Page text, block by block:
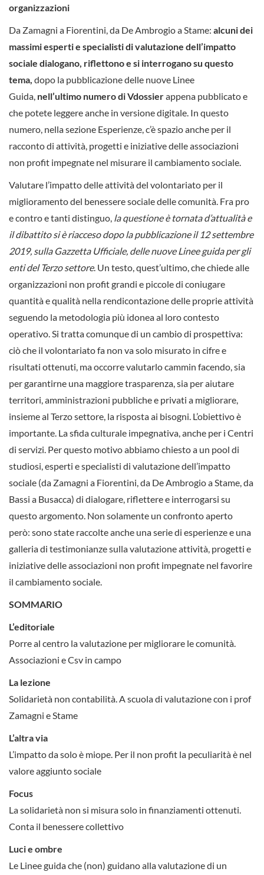
organizzazioni
Da Zamagni a Fiorentini, da De Ambrogio a Stame: alcuni dei
massimi esperti e specialisti di valutazione dell’impatto
sociale dialogano, riflettono e si interrogano su questo
tema, dopo la pubblicazione delle nuove Linee
Guida, nell’ultimo numero di Vdossierappena pubblicato e
che potete leggere anche in versione digitale. In questo
numero, nella sezione Esperienze, c’è spazio anche per il
racconto di attività, progetti e iniziative delle associazioni
non profit impegnate nel misurare il cambiamento sociale.
Valutare l’impatto delle attività del volontariato per il
miglioramento del benessere sociale delle comunità. Fra pro
e contro e tanti distinguo, la questione è tornata d’attualità e
il dibattito si è riacceso dopo la pubblicazione il 12 settembre
2019, sulla Gazzetta Ufficiale, delle nuove Linee guida per gli
enti del Terzo settore. Un testo, quest’ultimo, che chiede alle
organizzazioni non profit grandi e piccole di coniugare
quantità e qualità nella rendicontazione delle proprie attività
seguendo la metodologia più idonea al loro contesto
operativo. Si tratta comunque di un cambio di prospettiva:
ciò che il volontariato fa non va solo misurato in cifre e
risultati ottenuti, ma occorre valutarlo cammin facendo, sia
per garantirne una maggiore trasparenza, sia per aiutare
territori, amministrazioni pubbliche e privati a migliorare,
insieme al Terzo settore, la risposta ai bisogni. L’obiettivo è
importante. La sfida culturale impegnativa, anche per i Centri
di servizi. Per questo motivo abbiamo chiesto a un pool di
studiosi, esperti e specialisti di valutazione dell’impatto
sociale (da Zamagni a Fiorentini, da De Ambrogio a Stame, da
Bassi a Busacca) di dialogare, riflettere e interrogarsi su
questo argomento. Non solamente un confronto aperto
però: sono state raccolte anche una serie di esperienze e una
galleria di testimonianze sulla valutazione attività, progetti e
iniziative delle associazioni non profit impegnate nel favorire
il cambiamento sociale.
SOMMARIO
L’editoriale
Porre al centro la valutazione per migliorare le comunità.
Associazioni e Csv in campo
La lezione
Solidarietà non contabilità. A scuola di valutazione con i prof
Zamagni e Stame
L’altra via
L’impatto da solo è miope. Per il non profit la peculiarità è nel
valore aggiunto sociale
Focus
La solidarietà non si misura solo in finanziamenti ottenuti.
Conta il benessere collettivo
Luci e ombre
Le Linee guida che (non) guidano alla valutazione di un